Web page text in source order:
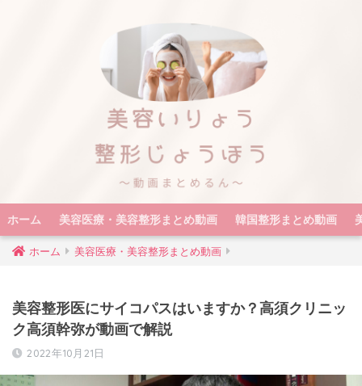
ホーム 美容医療・美容整形まとめ動画 韓国整形まとめ動画
ホーム 美容医療・美容整形まとめ動画
美容整形医にサイコパスはいますか？高須クリニッ
ク高須幹弥が動画で解説
2022年10月21日